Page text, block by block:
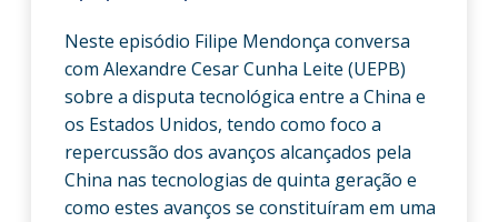
Neste episódio Filipe Mendonça conversa
com Alexandre Cesar Cunha Leite (UEPB)
sobre a disputa tecnológica entre a China e
os Estados Unidos, tendo como foco a
repercussão dos avanços alcançados pela
China nas tecnologias de quinta geração e
como estes avanços se constituíram em uma